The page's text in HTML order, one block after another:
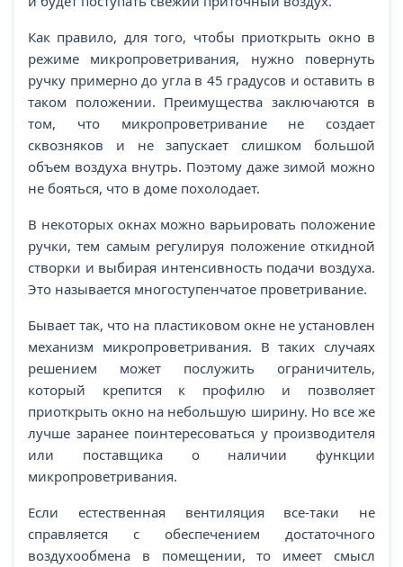
Как правило, для того, чтобы приоткрыть окно в
режиме микропроветривания, нужно повернуть
ручку примерно до угла в 45 градусов и оставить в
таком положении. Преимущества заключаются в
том, что микропроветривание не создает
сквозняков и не запускает слишком большой
объем воздуха внутрь. Поэтому даже зимой можно
не бояться, что в доме похолодает.
В некоторых окнах можно варьировать положение
ручки, тем самым регулируя положение откидной
створки и выбирая интенсивность подачи воздуха.
Это называется многоступенчатое проветривание.
Бывает так, что на пластиковом окне не установлен
механизм микропроветривания. В таких случаях
решением может послужить ограничитель,
который крепится к профилю и позволяет
приоткрыть окно на небольшую ширину. Но все же
лучше заранее поинтересоваться у производителя
или поставщика о наличии функции
микропроветривания.
Если естественная вентиляция все-таки не
справляется с обеспечением достаточного
воздухообмена в помещении, то имеет смысл